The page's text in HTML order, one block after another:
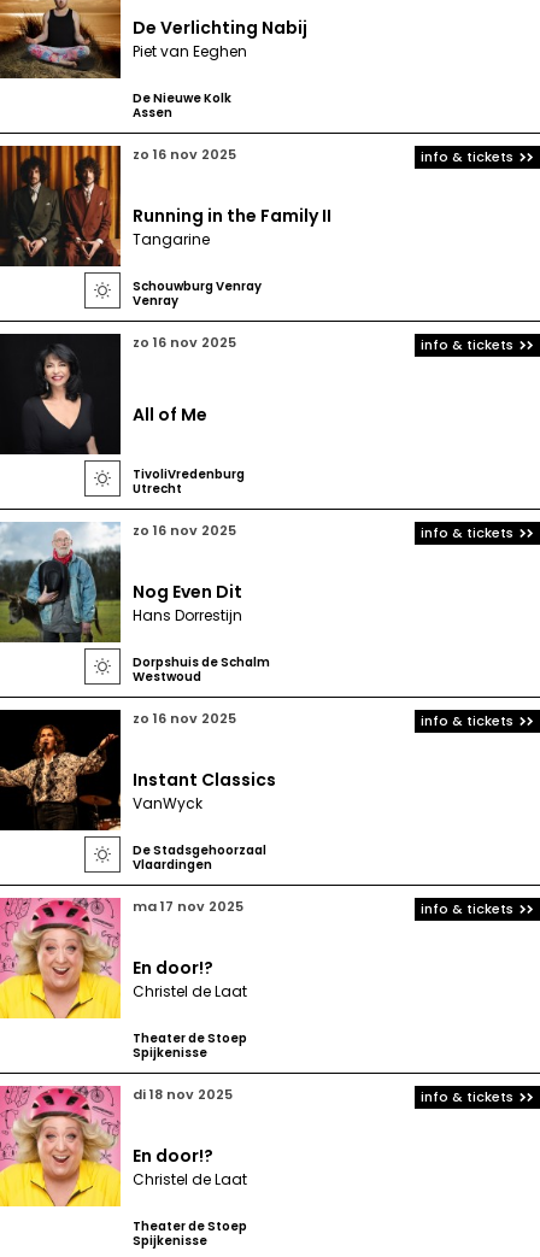
De Verlichting Nabij
Piet van Eeghen
De Nieuwe Kolk
Assen

zo 16 nov 2025
Running in the Family II
Tangarine
Schouwburg Venray
Venray
info & tickets

zo 16 nov 2025
All of Me
TivoliVredenburg
Utrecht
info & tickets

zo 16 nov 2025
Nog Even Dit
Hans Dorrestijn
Dorpshuis de Schalm
Westwoud
info & tickets

zo 16 nov 2025
Instant Classics
VanWyck
De Stadsgehoorzaal
Vlaardingen
info & tickets
ma 17 nov 2025
En door!?
Christel de Laat
Theater de Stoep
Spijkenisse
info & tickets
di 18 nov 2025
En door!?
Christel de Laat
Theater de Stoep
Spijkenisse
info & tickets